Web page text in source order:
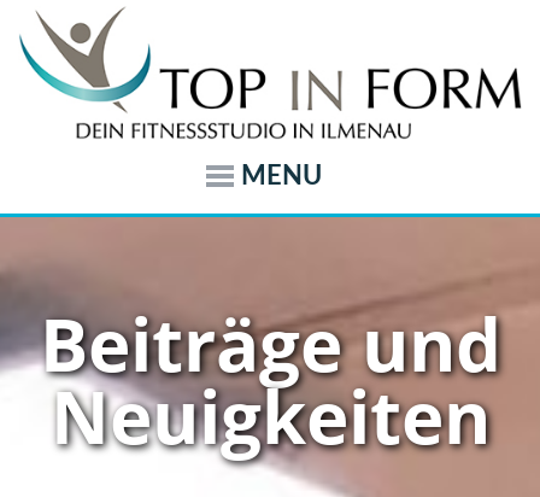
MENU
Beiträge und
Neuigkeiten